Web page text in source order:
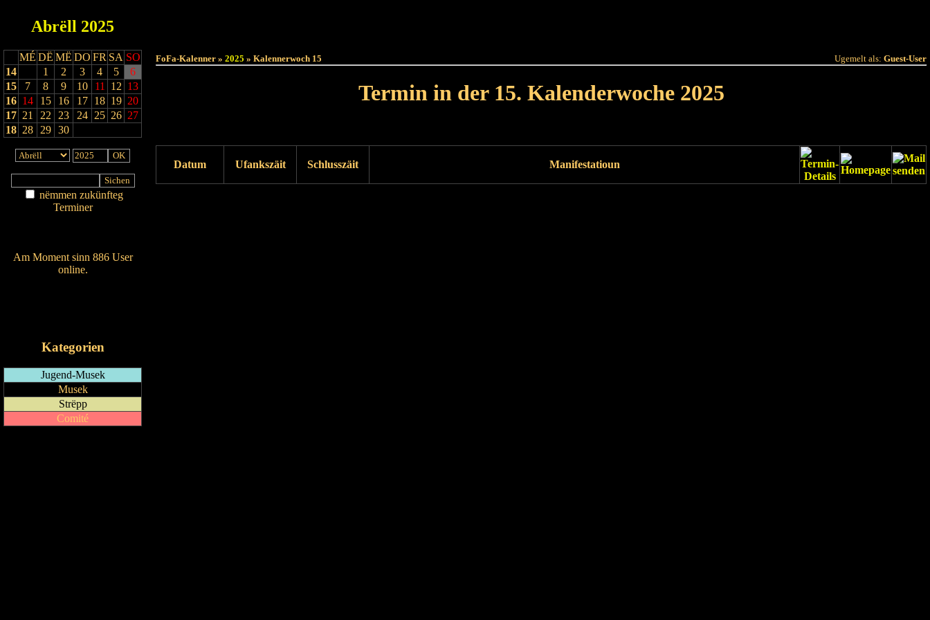
Abrëll 2025
MÉ DË MË DO FR SA SO
14
1 2 3 4 5
6
15
7 8 9 10 11 12 13
16 14 15 16 17 18 19 20
17 21 22 23 24 25 26 27
18 28 29 30
nëmmen zukünfteg
Terminer
Am Moment sinn 886 User
online.
Kategorien
Jugend-Musek
Musek
Strëpp
Comité
FoFa-Kalenner » 2025 » Kalennerwoch 15 Ugemelt als: Guest-User
Termin in der 15. Kalenderwoche 2025
Datum Ufankszäit Schlusszäit Manifestatioun